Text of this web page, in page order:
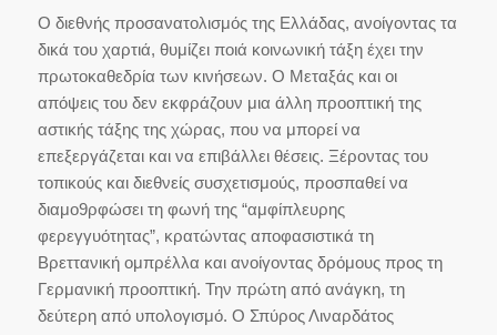
Ο διεθνής προσανατολισμός της Ελλάδας, ανοίγοντας τα
δικά του χαρτιά, θυμίζει ποιά κοινωνική τάξη έχει την
πρωτοκαθεδρία των κινήσεων. Ο Μεταξάς και οι
απόψεις του δεν εκφράζουν μια άλλη προοπτική της
αστικής τάξης της χώρας, που να μπορεί να
επεξεργάζεται και να επιβάλλει θέσεις. Ξέροντας του
τοπικούς και διεθνείς συσχετισμούς, προσπαθεί να
διαμο9ρφώσει τη φωνή της “αμφίπλευρης
φερεγγυότητας”, κρατώντας αποφασιστικά τη
Βρεττανική ομπρέλλα και ανοίγοντας δρόμους προς τη
Γερμανική προοπτική. Την πρώτη από ανάγκη, τη
δεύτερη από υπολογισμό. Ο Σπύρος Λιναρδάτος